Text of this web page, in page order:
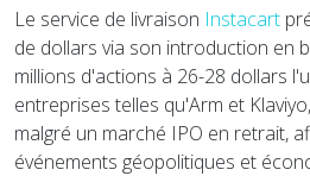
Le service de livraison Instacart
de dollars via son introduction en
millions d'actions à 26-28 dollars
entreprises telles qu'Arm et
malgré un marché IPO en retrait,
événements géopolitiques et